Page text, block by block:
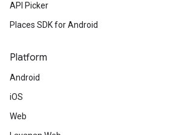
API Picker
Places SDK for Android
Platform
Android
iOS
Web